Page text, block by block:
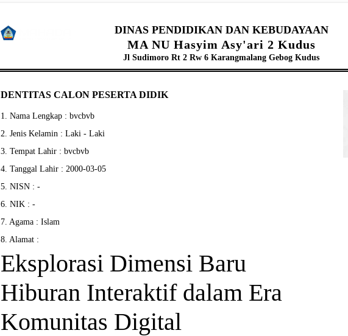
DINAS PENDIDIKAN DAN KEBUDAYAAN
MA NU Hasyim Asy'ari 2 Kudus
Jl Sudimoro Rt 2 Rw 6 Karangmalang Gebog Kudus
DENTITAS CALON PESERTA DIDIK
1. Nama Lengkap : bvcbvb
2. Jenis Kelamin : Laki - Laki
3. Tempat Lahir : bvcbvb
4. Tanggal Lahir : 2000-03-05
5. NISN : -
6. NIK : -
7. Agama : Islam
8. Alamat :
Eksplorasi Dimensi Baru
Hiburan Interaktif dalam Era
Komunitas Digital